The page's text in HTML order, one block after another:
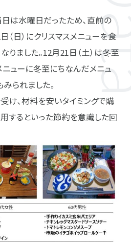
は水曜日だったため、直前の
（日）にクリスマスメニューを食
りました。12月21日（土）は冬至
ニューに冬至にちなんだメニュ
られました。
け、材料を安いタイミングで購
するといった節約を意識した回